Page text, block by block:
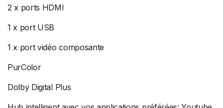
2 x ports HDMI
1 x port USB
1 x port vidéo composante
PurColor
Dolby Digital Plus